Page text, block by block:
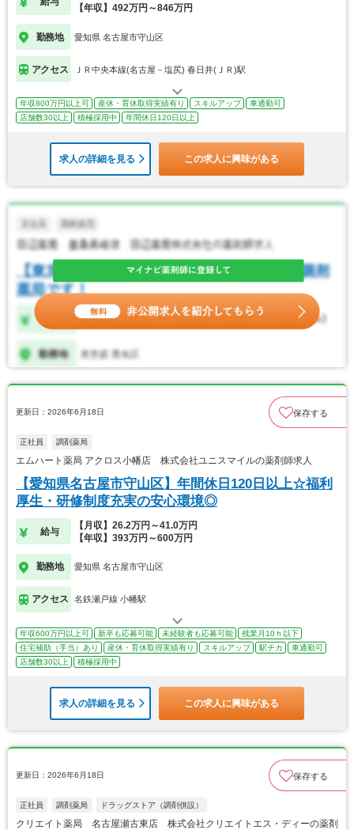
【年収】492万円～846万円
勤務地 愛知県 名古屋市守山区
アクセス ＪＲ中央本線(名古屋－塩尻) 春日井(ＪＲ)駅
年収800万円以上可 産休・育休取得実績有り スキルアップ
車通勤可
店舗数30以上
積極採用中 年間休日120日以上
求人の詳細を見る この求人に興味がある
更新日：2026年6月18日 保存する
正社員 調剤薬局
エムハート薬局 アクロス小幡店 株式会社ユニスマイルの薬剤師求人
【愛知県名古屋市守山区】年間休日120日以上☆福利
厚生・研修制度充実の安心環境◎
給与
【月収】26.2万円～41.0万円
【年収】393万円～600万円
勤務地 愛知県 名古屋市守山区
アクセス 名鉄瀬戸線 小幡駅
年収600万円以上可 新卒も応募可能 未経験者も応募可能
残業月10ｈ以下
住宅補助（手当）あり
産休・育休取得実績有り スキルアップ 駅チカ
車通勤可
店舗数30以上
積極採用中
求人の詳細を見る この求人に興味がある
更新日：2026年6月18日 保存する
正社員 調剤薬局 ドラッグストア（調剤併設）
クリエイト薬局 名古屋瀬古東店 株式会社クリエイトエス・ディーの薬剤